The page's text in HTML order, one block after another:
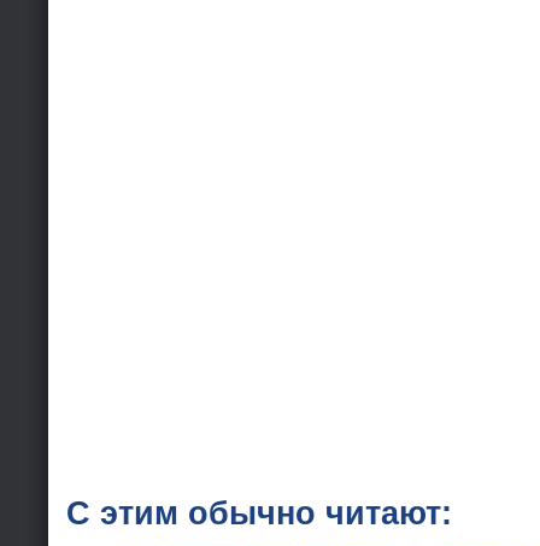
С этим обычно читают: